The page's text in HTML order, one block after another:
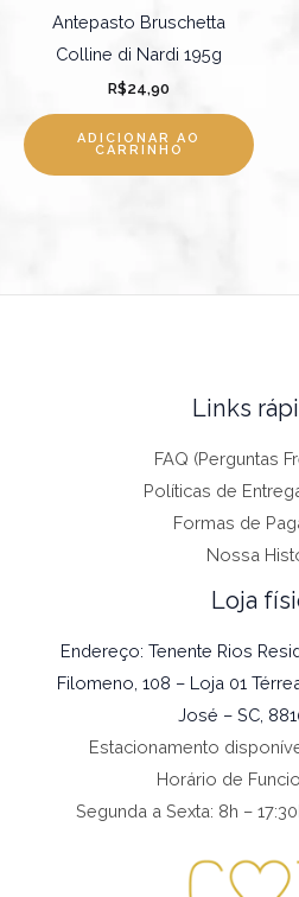
Antepasto Bruschetta
Colline di Nardi 195g
R$24,90
ADICIONAR AO
CARRINHO
Links
FAQ (Perguntas
Políticas de
Formas de
Nossa
Loja
Endereço: Tenente Rios
Filomeno, 108 – Loja 01
José – SC,
Estacionamento
Horário de
Segunda a Sexta: 8h –